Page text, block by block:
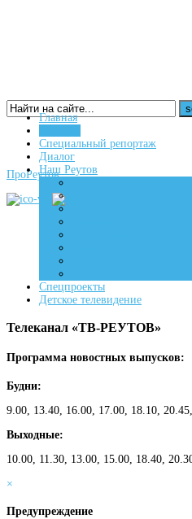
16+
ПроРеутов
Главная
Специальный репортаж
Диалог
Наш Реутов
Спецпроекты
Детское телевидение
Телеканал «ТВ-РЕУТОВ»
Программа новостных выпусков:
Будни:
9.00, 13.40, 16.00, 17.00, 18.10,
Выходные:
10.00, 11.30, 13.00, 15.00, 18.40,
×
Предупреждение